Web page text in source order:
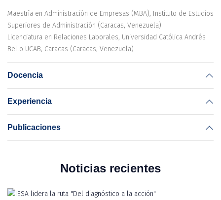
Maestría en Administración de Empresas (MBA), Instituto de Estudios
Superiores de Administración (Caracas, Venezuela)
Licenciatura en Relaciones Laborales, Universidad Católica Andrés
Bello UCAB, Caracas (Caracas, Venezuela)
Docencia
Experiencia
Publicaciones
Noticias recientes